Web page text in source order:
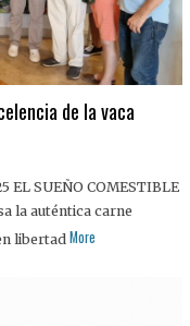
de la vaca
EL SUEÑO COMESTIBLE
la auténtica carne
libertad More